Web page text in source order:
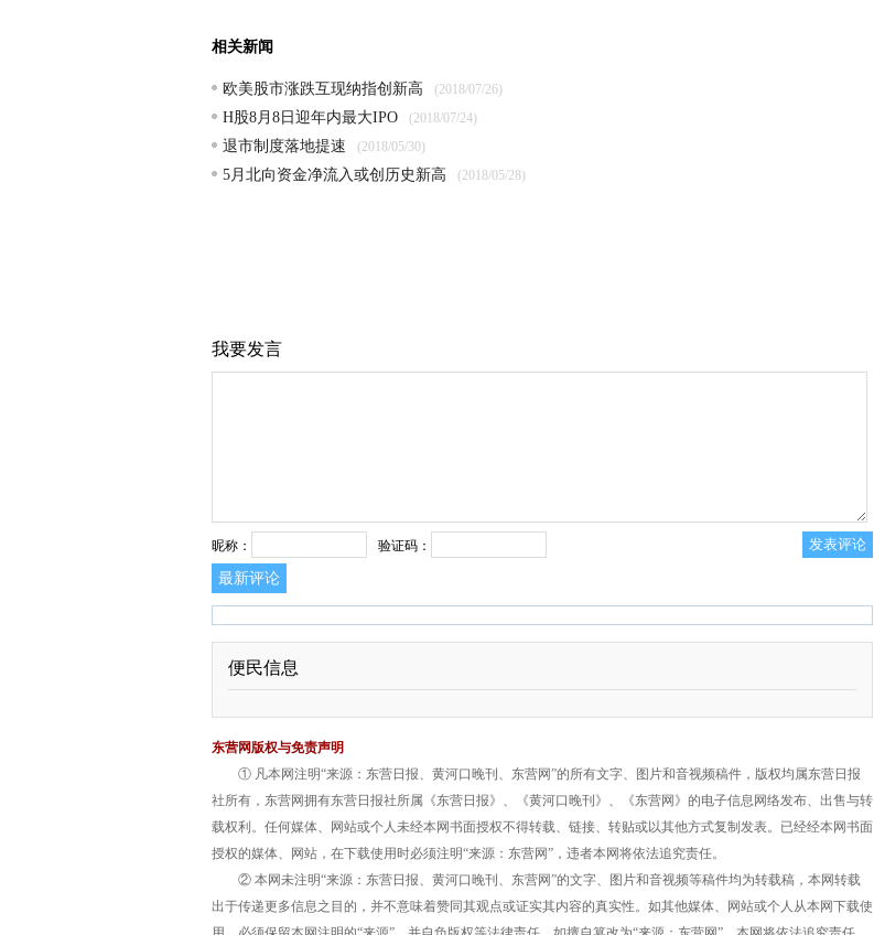
相关新闻
欧美股市涨跌互现纳指创新高 (2018/07/26)
H股8月8日迎年内最大IPO (2018/07/24)
退市制度落地提速 (2018/05/30)
5月北向资金净流入或创历史新高 (2018/05/28)
我要发言
昵称： 验证码：
最新评论
便民信息
东营网版权与免责声明
① 凡本网注明“来源：东营日报、黄河口晚刊、东营网”的所有文字、图片和音视频稿件，版权均属东营日报
社所有，东营网拥有东营日报社所属《东营日报》、《黄河口晚刊》、《东营网》的电子信息网络发布、出售与转
载权利。任何媒体、网站或个人未经本网书面授权不得转载、链接、转贴或以其他方式复制发表。已经经本网书面
授权的媒体、网站，在下载使用时必须注明“来源：东营网”，违者本网将依法追究责任。
② 本网未注明“来源：东营日报、黄河口晚刊、东营网”的文字、图片和音视频等稿件均为转载稿，本网转载
出于传递更多信息之目的，并不意味着赞同其观点或证实其内容的真实性。如其他媒体、网站或个人从本网下载使